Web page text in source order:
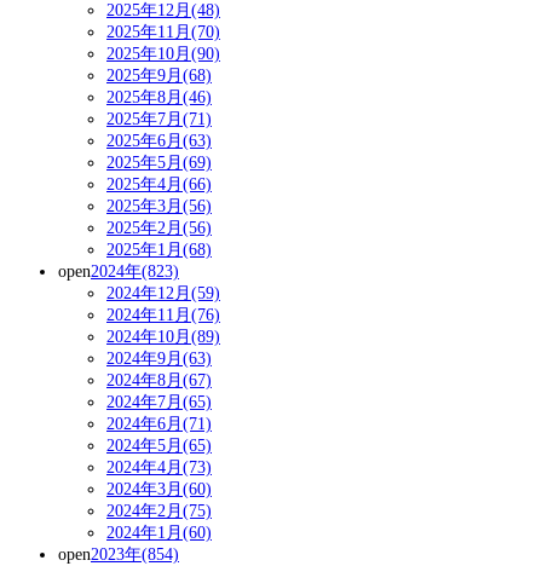
2025年12月(48)
2025年11月(70)
2025年10月(90)
2025年9月(68)
2025年8月(46)
2025年7月(71)
2025年6月(63)
2025年5月(69)
2025年4月(66)
2025年3月(56)
2025年2月(56)
2025年1月(68)
open2024年(823)
2024年12月(59)
2024年11月(76)
2024年10月(89)
2024年9月(63)
2024年8月(67)
2024年7月(65)
2024年6月(71)
2024年5月(65)
2024年4月(73)
2024年3月(60)
2024年2月(75)
2024年1月(60)
open2023年(854)